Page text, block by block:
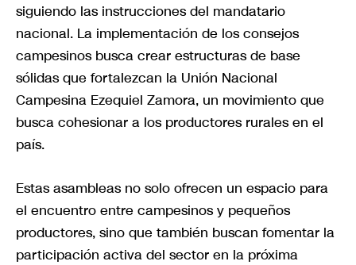
siguiendo las instrucciones del mandatario
nacional. La implementación de los consejos
campesinos busca crear estructuras de base
sólidas que fortalezcan la Unión Nacional
Campesina Ezequiel Zamora, un movimiento que
busca cohesionar a los productores rurales en el
país.
Estas asambleas no solo ofrecen un espacio para
el encuentro entre campesinos y pequeños
productores, sino que también buscan fomentar la
participación activa del sector en la próxima